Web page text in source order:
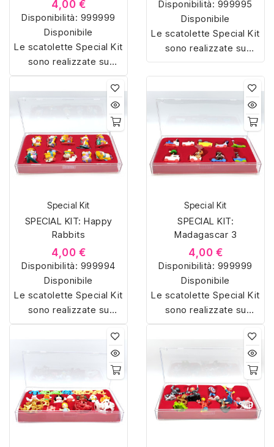
4,00 €
Disponibilità: 999999
Disponibile
Le scatolette Special Kit
sono realizzate su
misura con materiali di
alta qualità, hanno un
interno sagomato in
vellutino rosso e offrono
soluzioni eleganti e
pratiche per organizzare
e mostrare la tua
collezione di sorpresine.
Disponibilità: 999995
Disponibile
Le scatolette Special Kit
sono realizzate su
misura con materiali di
alta qualità, hanno un
interno sagomato in
vellutino rosso e offrono
soluzioni eleganti e
pratiche per organizzare
e mostrare la tua
collezione di sorpresine.
Special Kit
SPECIAL KIT: Happy
Rabbits
4,00 €
Disponibilità: 999994
Disponibile
Le scatolette Special Kit
sono realizzate su
misura con materiali di
alta qualità, hanno un
interno sagomato in
vellutino rosso e offrono
soluzioni eleganti e
pratiche per organizzare
e mostrare la tua
collezione di sorpresine.
Special Kit
SPECIAL KIT:
Madagascar 3
4,00 €
Disponibilità: 999999
Disponibile
Le scatolette Special Kit
sono realizzate su
misura con materiali di
alta qualità, hanno un
interno sagomato in
vellutino rosso e offrono
soluzioni eleganti e
pratiche per organizzare
e mostrare la tua